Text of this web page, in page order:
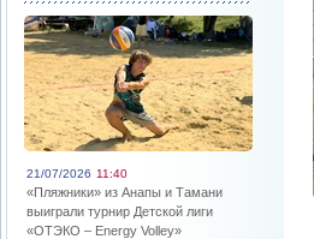
21/07/2026 11:40
«Пляжники» из Анапы и Тамани
выиграли турнир Детской лиги
«ОТЭКО – Energy Volley»